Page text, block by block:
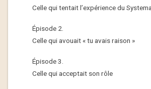
Celle qui tentait l’expérience du Systema
Épisode 2.
Celle qui avouait « tu avais raison »
Épisode 3.
Celle qui acceptait son rôle